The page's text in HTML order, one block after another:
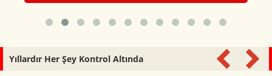
Yıllardır Her Şey Kontrol Altında